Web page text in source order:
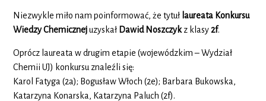
Niezwykle miło nam poinformować, że tytuł laureata Konkursu
Wiedzy Chemicznejuzyskał Dawid Noszczykz klasy 2f.
Oprócz laureata w drugim etapie (wojewódzkim – Wydział
Chemii UJ) konkursu znaleźli się:
Karol Fatyga (2a); Bogusław Włoch (2e); Barbara Bukowska,
Katarzyna Konarska, Katarzyna Paluch (2f).